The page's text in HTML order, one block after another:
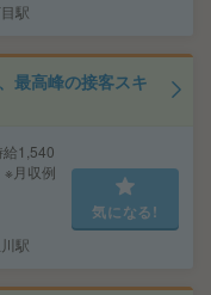
駅
最高峰の接客スキ
1,540
月収例
駅
気になる!